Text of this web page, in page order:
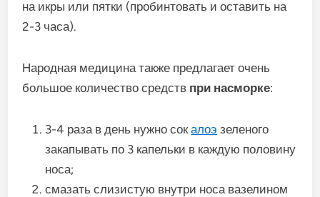
на икры или пятки (пробинтовать и оставить на
2-3 часа).
Народная медицина также предлагает очень
большое количество средств при насморке:
3-4 раза в день нужно сокалоэ зеленого
закапывать по 3 капельки в каждую половину
носа;
смазать слизистую внутри носа вазелином